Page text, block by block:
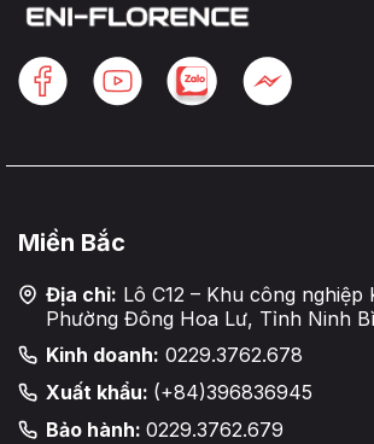
Miền Bắc
Địa chỉ: Lô C12 – Khu công nghiệp
Phường Đông Hoa Lư, Tỉnh Ninh
Kinh doanh: 0229.3762.678
Xuất khẩu: (+84)396836945
Bảo hành: 0229.3762.679